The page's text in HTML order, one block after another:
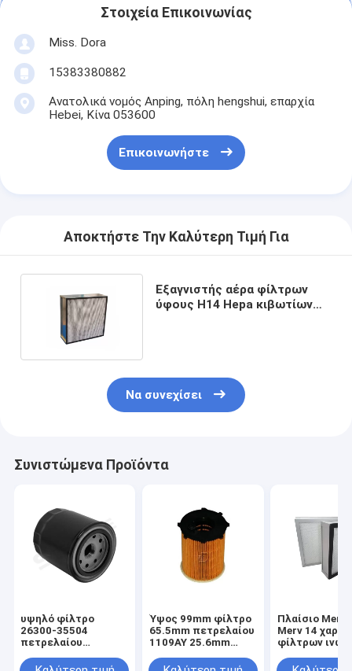
Στοιχεία Επικοινωνίας
Miss. Dora
15383380882
Ανατολικά νομός Anping, πόλη hengshui, επαρχία
Hebei, Κίνα 053600
Επικοινωνήστε
Αποκτήστε Την Καλύτερη Τιμή Για
Εξαγνιστής αέρα φίλτρων
ύφους H14 Hepa κιβωτίων
Να συνεχίσει
Συνιστώμενα Προϊόντα
υψηλό φίλτρο
26300-35504
πετρελαίου
διήθησης μήκους
Ύψος 99mm φίλτρο
65.5mm πετρελαίου
1109AY 25.6mm
διάμετρος
Πλαίσιο Merv
Merv 14
φίλτρων ινών
πτυχωμένος